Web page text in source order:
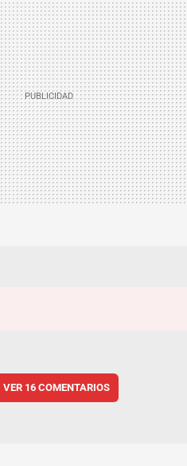
VER 16 COMENTARIOS